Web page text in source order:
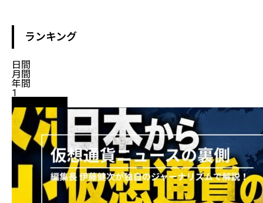
ランキング
日間
月間
年間
1